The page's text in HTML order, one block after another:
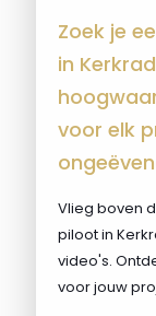
Zoek je
in
voor elk
Vlieg boven
piloot in
video's.
voor jouw